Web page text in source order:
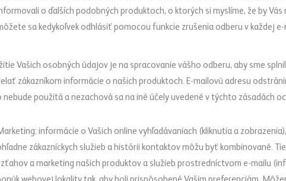
o ďalších podobných produktoch, o ktorých si myslíme, že by
sa kedykoľvek odhlásiť pomocou funkcie zrušenia odberu v každej
Vašich osobných údajov je na spracovanie vášho odberu, aby sme
zákazníkom informácie o našich produktoch. E-mailovú adresu
použitá a nezachová sa na iné účely uvedené v týchto zásadách
informácie o Vašich online vyhľadávaniach (kliknutia a
zákazníckych služieb a histórii kontaktov môžu byť kombinované.
a marketing našich produktov a služieb prostredníctvom e-mailu
webovej lokality tak, aby boli prispôsobené Vašim preferenciám.